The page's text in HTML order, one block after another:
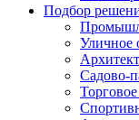
Подбор
Уличное
Садово-